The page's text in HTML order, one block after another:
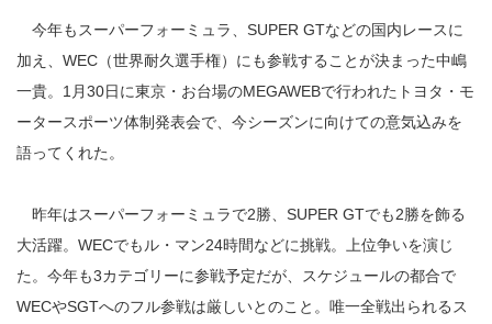
今年もスーパーフォーミュラ、SUPER GTなどの国内レースに
加え、WEC（世界耐久選手権）にも参戦することが決まった中嶋
一貴。1月30日に東京・お台場のMEGAWEBで行われたトヨタ・モ
ータースポーツ体制発表会で、今シーズンに向けての意気込みを
語ってくれた。
昨年はスーパーフォーミュラで2勝、SUPER GTでも2勝を飾る
大活躍。WECでもル・マン24時間などに挑戦。上位争いを演じ
た。今年も3カテゴリーに参戦予定だが、スケジュールの都合で
WECやSGTへのフル参戦は厳しいとのこと。唯一全戦出られるス